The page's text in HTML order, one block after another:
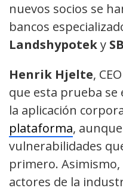
nuevos socios se
bancos
Landshypoteky
Henrik Hjelte,
que esta prueba
la aplicación
plataforma,
vulnerabilidades
primero.
actores de la